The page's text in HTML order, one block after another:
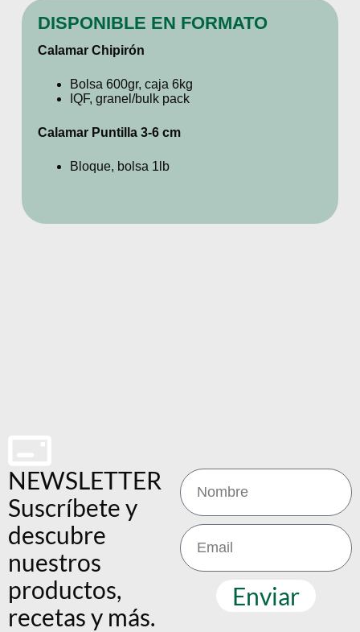
DISPONIBLE EN FORMATO
Calamar Chipirón
Bolsa 600gr, caja 6kg
IQF, granel/bulk pack
Calamar Puntilla 3-6 cm
Bloque, bolsa 1lb
NEWSLETTER
Suscríbete y
descubre
nuestros
productos,
recetas y más.
Enviar